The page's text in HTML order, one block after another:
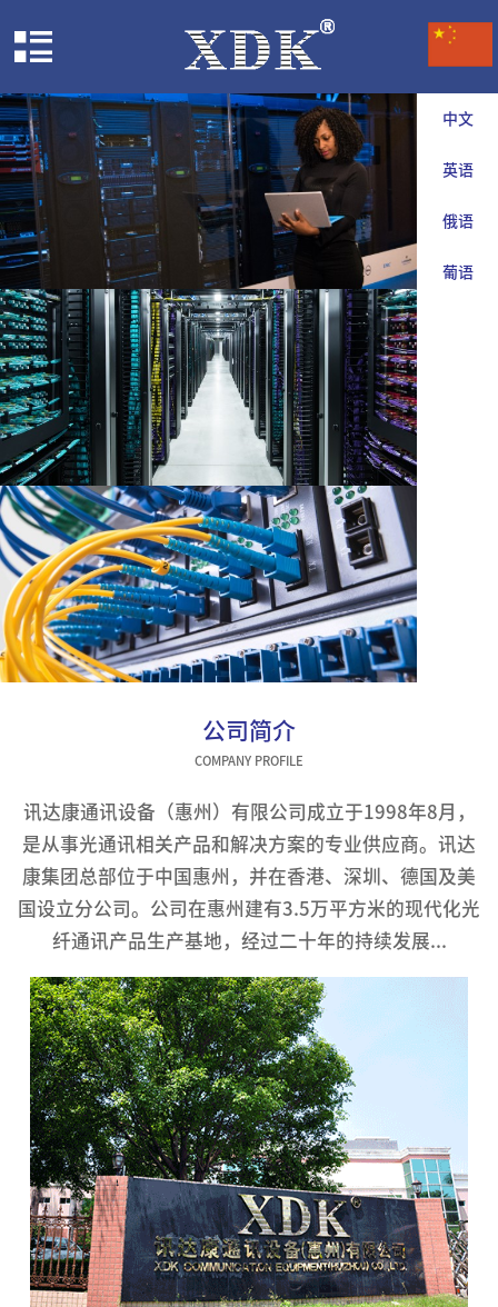
中文
英语
俄语
葡语
公司简介
COMPANY PROFILE
讯达康通讯设备（惠州）有限公司成立于1998年8月，
是从事光通讯相关产品和解决方案的专业供应商。讯达
康集团总部位于中国惠州，并在香港、深圳、德国及美
国设立分公司。公司在惠州建有3.5万平方米的现代化光
纤通讯产品生产基地，经过二十年的持续发展...